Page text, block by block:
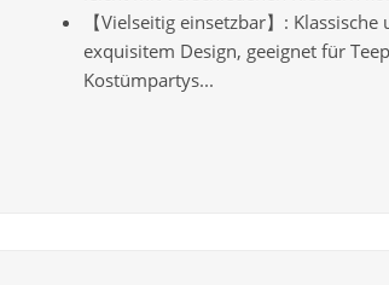
【Vielseitig einsetzbar】:
exquisitem Design, geeignet für
Kostümpartys...